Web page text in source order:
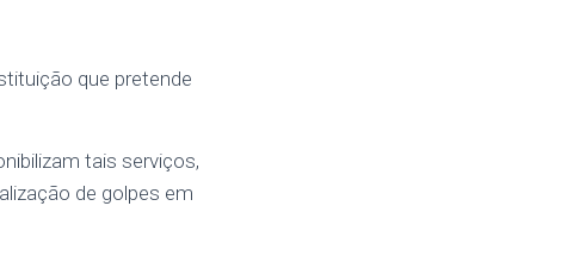
que pretende
tais serviços,
de golpes em